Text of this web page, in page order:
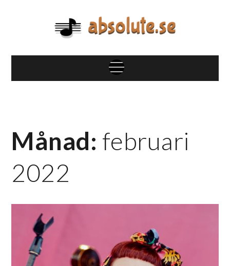
absolute.se
Menu
Månad: februari
2022